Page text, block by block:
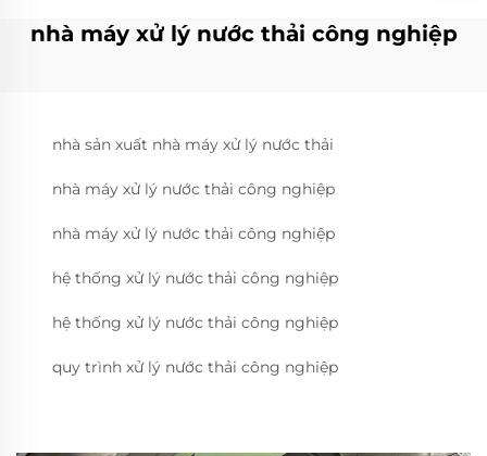
nhà máy xử lý nước thải công nghiệp
nhà sản xuất nhà máy xử lý nước thải
nhà máy xử lý nước thải công nghiệp
nhà máy xử lý nước thải công nghiệp
hệ thống xử lý nước thải công nghiệp
hệ thống xử lý nước thải công nghiệp
quy trình xử lý nước thải công nghiệp